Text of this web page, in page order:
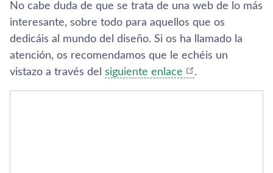
No cabe duda de que se trata de una web de lo más
interesante, sobre todo para aquellos que os
dedicáis al mundo del diseño. Si os ha llamado la
atención, os recomendamos que le echéis un
vistazo a través del siguiente enlace .